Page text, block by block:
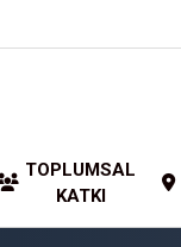
TOPLUMSAL
KATKI